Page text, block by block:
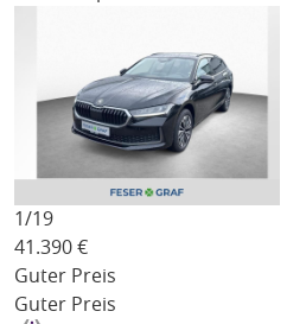
1/19
41.390 €
Guter Preis
Guter Preis